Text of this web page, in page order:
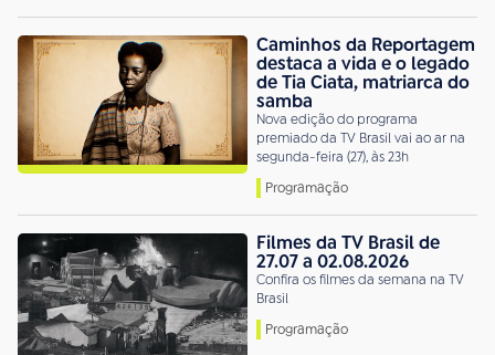
Caminhos da Reportagem
destaca a vida e o legado
de Tia Ciata, matriarca do
samba
Nova edição do programa
premiado da TV Brasil vai ao ar na
segunda-feira (27), às 23h
Programação
Filmes da TV Brasil de
27.07 a 02.08.2026
Confira os filmes da semana na TV
Brasil
Programação